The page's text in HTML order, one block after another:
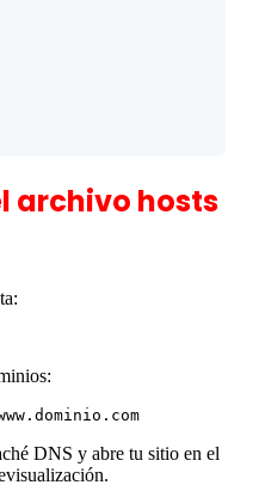
archivo hosts
DNS y abre tu sitio en el